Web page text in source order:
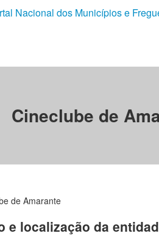
Nacional dos Municípios e
Cineclube de
de Amarante
e localização da